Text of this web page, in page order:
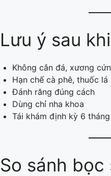
Lưu ý sau
Không cắn đá, xương
Hạn chế cà phê, thuốc lá
Đánh răng đúng cách
Dùng chỉ nha khoa
Tái khám định kỳ 6 tháng
So sánh